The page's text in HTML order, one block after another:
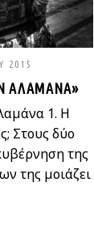
2015
ΑΛΑΜΆΝΑ»
1. Η
Στους δύο
της
της μοιάζει